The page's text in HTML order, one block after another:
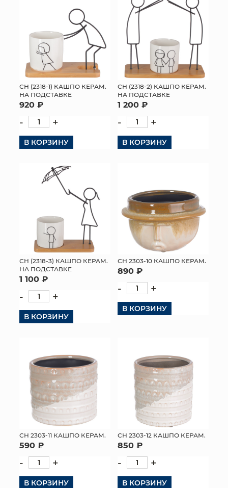
СН (2318-1) КАШПО КЕРАМ.
НА ПОДСТАВКЕ
920 ₽
- +
В КОРЗИНУ
СН (2318-2) КАШПО КЕРАМ.
НА ПОДСТАВКЕ
1 200 ₽
- +
В КОРЗИНУ
СН (2318-3) КАШПО КЕРАМ.
НА ПОДСТАВКЕ
1 100 ₽
- +
В КОРЗИНУ
СН 2303-10 КАШПО КЕРАМ.
890 ₽
- +
В КОРЗИНУ
СН 2303-11 КАШПО КЕРАМ.
590 ₽
- +
В КОРЗИНУ
СН 2303-12 КАШПО КЕРАМ.
850 ₽
- +
В КОРЗИНУ